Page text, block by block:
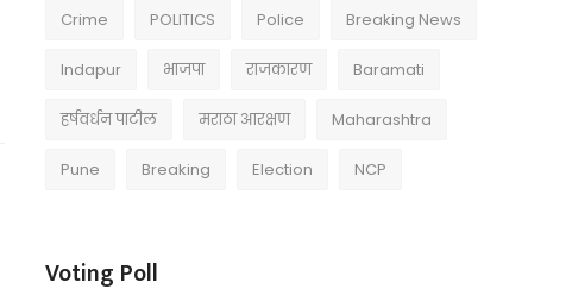
Crime POLITICS Police Breaking News
Indapur भाजपा राजकारण Baramati
हर्षवर्धन पाटील मराठा आरक्षण Maharashtra
Pune Breaking Election NCP
Voting Poll